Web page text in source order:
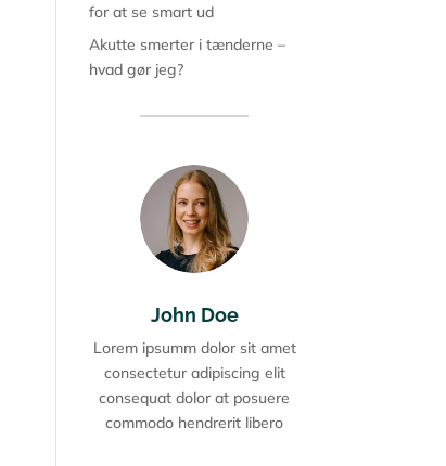
for at se smart ud
Akutte smerter i tænderne –
hvad gør jeg?
John Doe
Lorem ipsumm dolor sit amet
consectetur adipiscing elit
consequat dolor at posuere
commodo hendrerit libero